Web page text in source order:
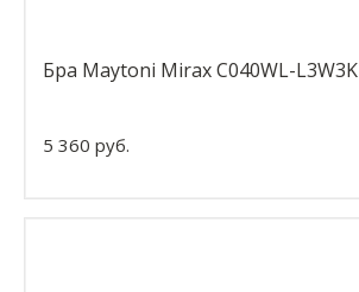
Бра Maytoni Mirax C040WL-L3W3K
5 360 руб.